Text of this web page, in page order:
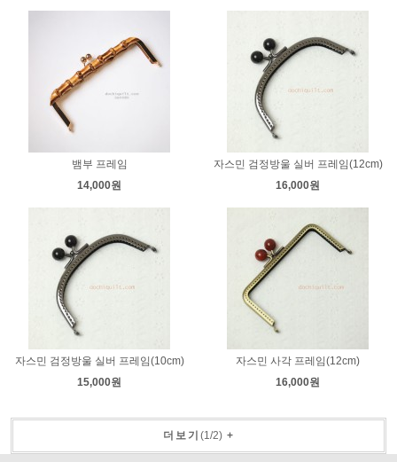
뱀부 프레임
14,000원
자스민 검정방울 실버 프레임(12cm)
16,000원
자스민 검정방울 실버 프레임(10cm)
15,000원
자스민 사각 프레임(12cm)
16,000원
더보기 (1/2)+